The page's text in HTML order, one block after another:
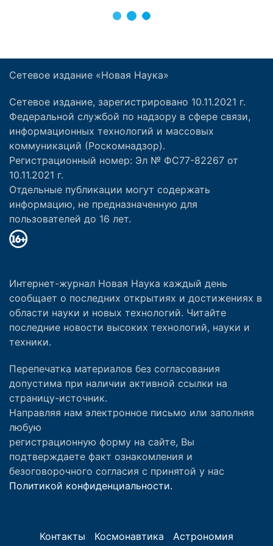
Сетевое издание «Новая Наука»
Сетевое издание, зарегистрировано 10.11.2021 г.
Федеральной службой по надзору в сфере связи,
информационных технологий и массовых
коммуникаций (Роскомнадзор).
Регистрационный номер: Эл № ФС77-82267 от
10.11.2021 г.
Отдельные публикации могут содержать
информацию, не предназначенную для
пользователей до 16 лет.
Интернет-журнал Новая Наука каждый день
сообщает о последних открытиях и достижениях в
области науки и новых технологий. Читайте
последние новости высоких технологий, науки и
техники.
Перепечатка материалов без согласования
допустима при наличии активной ссылки на
страницу-источник.
Направляя нам электронное письмо или заполняя
любую
регистрационную форму на сайте, Вы
подтверждаете факт ознакомления и
безоговорочного согласия с принятой у нас
Политикой конфиденциальности.
Контакты Космонавтика Астрономия